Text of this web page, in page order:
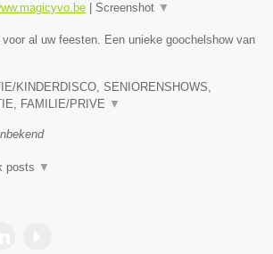
Screenshot ▼
al uw feesten. Een unieke goochelshow van
KINDERDISCO, SENIORENSHOWS,
FAMILIE/PRIVE ▼
posts ▼